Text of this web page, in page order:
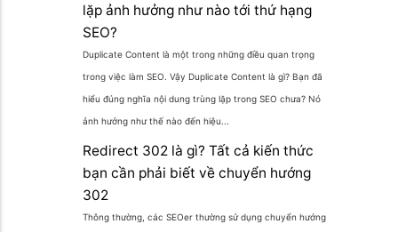
lặp ảnh hưởng như nào tới thứ hạng
SEO?
Duplicate Content là một trong những điều quan trọng
trong việc làm SEO. Vậy Duplicate Content là gì? Bạn đã
hiểu đúng nghĩa nội dung trùng lặp trong SEO chưa? Nó
ảnh hưởng như thế nào đến hiệu...
Redirect 302 là gì? Tất cả kiến thức
bạn cần phải biết về chuyển hướng
302
Thông thường, các SEOer thường sử dụng chuyển hướng